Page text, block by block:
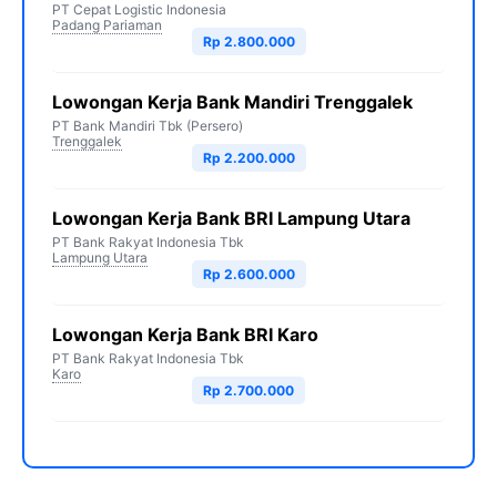
PT Cepat Logistic Indonesia
Padang Pariaman
Rp 2.800.000
Lowongan Kerja Bank Mandiri Trenggalek
PT Bank Mandiri Tbk (Persero)
Trenggalek
Rp 2.200.000
Lowongan Kerja Bank BRI Lampung Utara
PT Bank Rakyat Indonesia Tbk
Lampung Utara
Rp 2.600.000
Lowongan Kerja Bank BRI Karo
PT Bank Rakyat Indonesia Tbk
Karo
Rp 2.700.000